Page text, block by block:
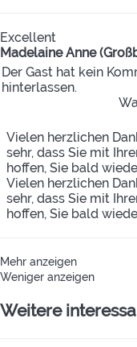
Excellent
Madelaine Anne
Der Gast hat kein
hinterlassen.
Vielen herzlichen
sehr, dass Sie mit
hoffen, Sie bald
Vielen herzlichen
sehr, dass Sie mit
hoffen, Sie bald
Mehr anzeigen
Weniger anzeigen
Weitere